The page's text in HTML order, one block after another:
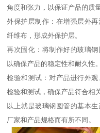
角度和张力，以保证产品的质
外保护层制作：在增强层外
纤维布，形成外保护层。
再次固化：将制作好的玻璃
以确保产品的稳定性和耐久性。
检验和测试：对产品进行外
检验和测试，确保产品符合相
以上就是玻璃钢圆管的基本
厂家和产品规格而有所不同。